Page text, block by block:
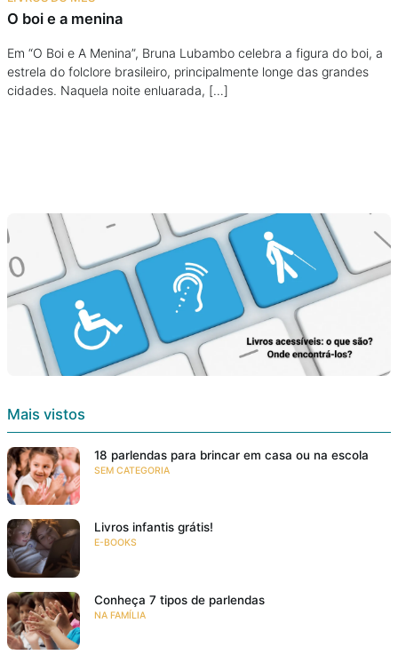
O boi e a menina
Em “O Boi e A Menina”, Bruna Lubambo celebra a figura do boi, a
estrela do folclore brasileiro, principalmente longe das grandes
cidades. Naquela noite enluarada, […]
Mais vistos
18 parlendas para brincar em casa ou na escola
SEM CATEGORIA
Livros infantis grátis!
E-BOOKS
Conheça 7 tipos de parlendas
NA FAMÍLIA